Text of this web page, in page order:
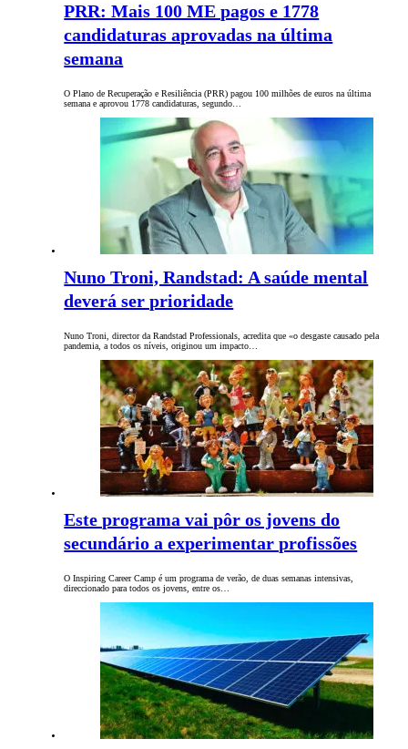
PRR: Mais 100 ME pagos e 1778
candidaturas aprovadas na última
semana
O Plano de Recuperação e Resiliência (PRR) pagou 100 milhões de euros na última
semana e aprovou 1778 candidaturas, segundo…
Nuno Troni, Randstad: A saúde mental
deverá ser prioridade
Nuno Troni, director da Randstad Professionals, acredita que «o desgaste causado pela
pandemia, a todos os níveis, originou um impacto…
Este programa vai pôr os jovens do
secundário a experimentar profissões
O Inspiring Career Camp é um programa de verão, de duas semanas intensivas,
direccionado para todos os jovens, entre os…